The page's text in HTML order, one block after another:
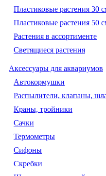
Пластиковые растения 30
Пластиковые растения 50
Растения в ассортименте
Светящиеся растения
Аксессуары для аквариумов
Автокормушки
Распылители, клапаны,
Краны, тройники
Сачки
Термометры
Сифоны
Скребки